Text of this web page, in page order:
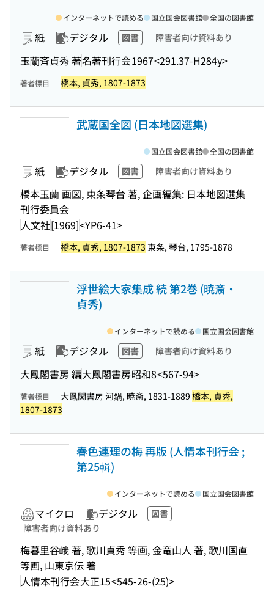
紙 デジタル 図書 障害者向け資料あり
玉蘭斉貞秀 著名著刊行会1967<291.37-H284y>
インターネットで読める 国立国会図書館 全国の図書館
著者標目 橋本, 貞秀, 1807-1873
武蔵国全図 (日本地図選集)
紙 デジタル 図書 障害者向け資料あり
橋本玉蘭 画図, 東条琴台 著, 企画編集: 日本地図選集
刊行委員会
人文社[1969]<YP6-41>
国立国会図書館 全国の図書館
著者標目 橋本, 貞秀, 1807-1873 東条, 琴台, 1795-1878
浮世絵大家集成 続 第2巻 (暁斎・
貞秀)
紙 デジタル 図書 障害者向け資料あり
大鳳閣書房 編大鳳閣書房昭和8<567-94>
インターネットで読める 国立国会図書館
著者標目 大鳳閣書房 河鍋, 暁斎, 1831-1889 橋本, 貞秀,
1807-1873
春色連理の梅 再版 (人情本刊行会 ;
第25輯)
マイクロ デジタル
図書
障害者向け資料あり
梅暮里谷峨 著, 歌川貞秀 等画, 金竜山人 著, 歌川国直
等画, 山東京伝 著
人情本刊行会大正15<545-26-(25)>
インターネットで読める 国立国会図書館